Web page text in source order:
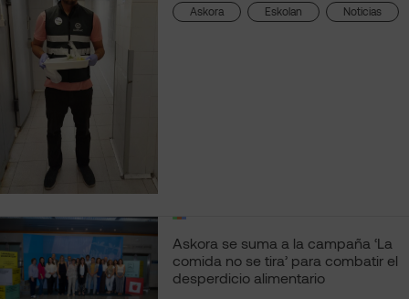
Askora , Eskolan , Noticias
Askora se suma a la campaña ‘La
comida no se tira’ para combatir el
desperdicio alimentario